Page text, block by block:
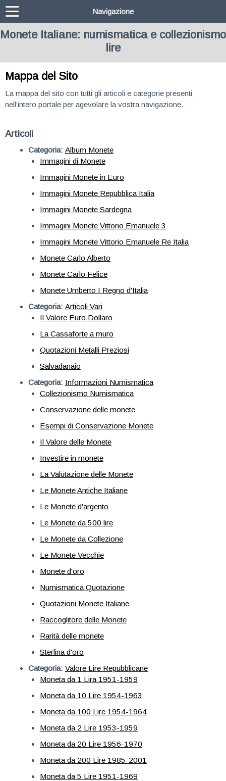
Navigazione
Monete Italiane: numismatica e collezionismo
lire
Mappa del Sito
La mappa del sito con tutti gli articoli e categorie presenti
nell’intero portale per agevolare la vostra navigazione.
Articoli
Categoria: Album Monete
Immagini di Monete
Immagini Monete in Euro
Immagini Monete Repubblica Italia
Immagini Monete Sardegna
Immagini Monete Vittorio Emanuele 3
Immagini Monete Vittorio Emanuele Re Italia
Monete Carlo Alberto
Monete Carlo Felice
Monete Umberto I Regno d'Italia
Categoria: Articoli Vari
Il Valore Euro Dollaro
La Cassaforte a muro
Quotazioni Metalli Preziosi
Salvadanaio
Categoria: Informazioni Numismatica
Collezionismo Numismatica
Conservazione delle monete
Esempi di Conservazione Monete
Il Valore delle Monete
Investire in monete
La Valutazione delle Monete
Le Monete Antiche Italiane
Le Monete d'argento
Le Monete da 500 lire
Le Monete da Collezione
Le Monete Vecchie
Monete d'oro
Numismatica Quotazione
Quotazioni Monete Italiane
Raccoglitore delle Monete
Rarità delle monete
Sterlina d'oro
Categoria: Valore Lire Repubblicane
Moneta da 1 Lira 1951-1959
Moneta da 10 Lire 1954-1963
Moneta da 100 Lire 1954-1964
Moneta da 2 Lire 1953-1959
Moneta da 20 Lire 1956-1970
Moneta da 200 Lire 1985-2001
Moneta da 5 Lire 1951-1969